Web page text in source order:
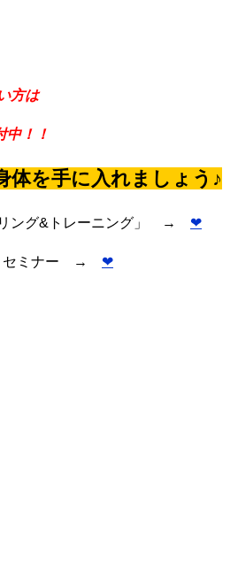
方は
中！！
体を手に入れましょう♪
ング&トレーニング」 → ❤︎
セミナー → ❤︎